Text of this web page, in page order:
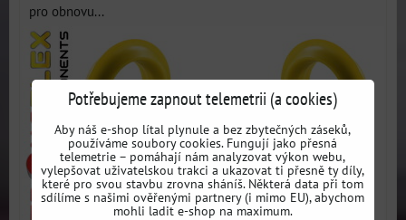
pro obnovu...
Potřebujeme zapnout telemetrii (a cookies)
Aby náš e-shop lítal plynule a bez zbytečných záseků,
používáme soubory cookies. Fungují jako přesná
telemetrie – pomáhají nám analyzovat výkon webu,
vylepšovat uživatelskou trakci a ukazovat ti přesně ty díly,
které pro svou stavbu zrovna sháníš. Některá data při tom
sdílíme s našimi ověřenými partnery (i mimo EU), abychom
mohli ladit e-shop na maximum.